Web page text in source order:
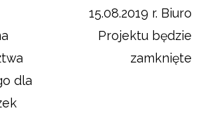
dla
15.08.2019 r. Biuro
Projektu będzie
zamknięte